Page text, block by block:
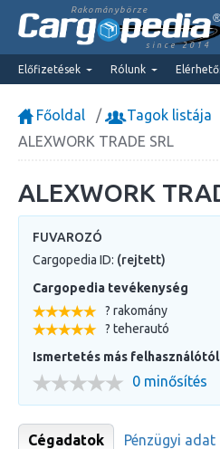
Rakománybörze
since 2014
Előfizetések Rólunk
Főoldal
Tagok listája
ALEXWORK TRADE SRL
ALEXWORK
FUVAROZÓ
Cargopedia ID: (rejtett)
Cargopedia tevékenység
? rakomány
? teherautó
Ismertetés más felhasználótól
0 minősítés
Cégadatok Pénzügyi adat